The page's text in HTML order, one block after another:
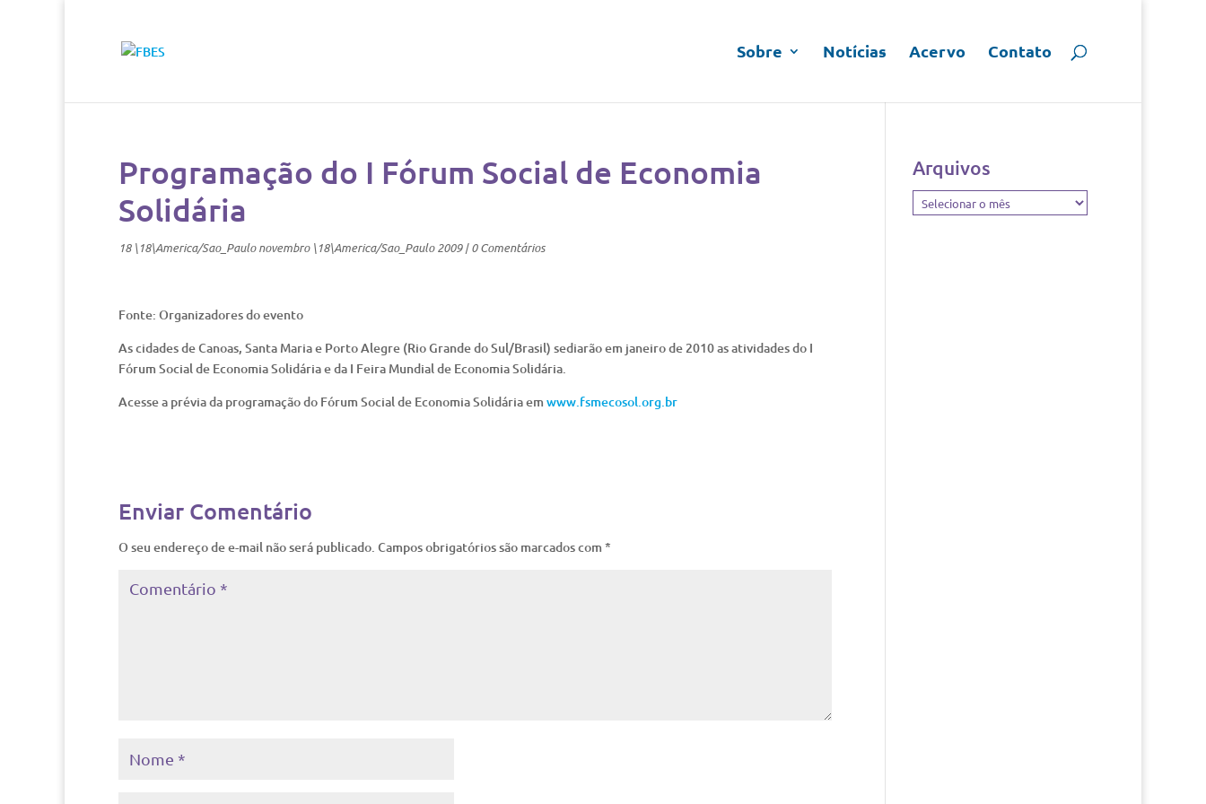
Sobre Notícias Acervo Contato
Programação do I Fórum Social de Economia
Solidária
18 \18\America/Sao_Paulo novembro \18\America/Sao_Paulo 2009|0 Comentários
Fonte: Organizadores do evento
As cidades de Canoas, Santa Maria e Porto Alegre (Rio Grande do Sul/Brasil) sediarão em janeiro de 2010 as atividades do I
Fórum Social de Economia Solidária e da I Feira Mundial de Economia Solidária.
Acesse a prévia da programação do Fórum Social de Economia Solidária em www.fsmecosol.org.br
Enviar Comentário
O seu endereço de e-mail não será publicado. Campos obrigatórios são marcados com *
Arquivos
Arquivos